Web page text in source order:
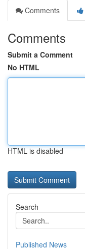
Comments
Comments
Submit a Comment
No HTML
HTML is disabled
Search
Published News